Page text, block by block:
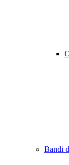
Bandi